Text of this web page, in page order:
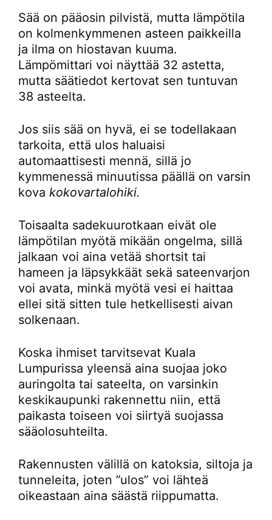
Sää on pääosin pilvistä, mutta lämpötila
on kolmenkymmenen asteen paikkeilla
ja ilma on hiostavan kuuma.
Lämpömittari voi näyttää 32 astetta,
mutta säätiedot kertovat sen tuntuvan
38 asteelta.
Jos siis sää on hyvä, ei se todellakaan
tarkoita, että ulos haluaisi
automaattisesti mennä, sillä jo
kymmenessä minuutissa päällä on varsin
kova kokovartalohiki.
Toisaalta sadekuurotkaan eivät ole
lämpötilan myötä mikään ongelma, sillä
jalkaan voi aina vetää shortsit tai
hameen ja läpsykkäät sekä sateenvarjon
voi avata, minkä myötä vesi ei haittaa
ellei sitä sitten tule hetkellisesti aivan
solkenaan.
Koska ihmiset tarvitsevat Kuala
Lumpurissa yleensä aina suojaa joko
auringolta tai sateelta, on varsinkin
keskikaupunki rakennettu niin, että
paikasta toiseen voi siirtyä suojassa
sääolosuhteilta.
Rakennusten välillä on katoksia, siltoja ja
tunneleita, joten ”ulos” voi lähteä
oikeastaan aina säästä riippumatta.